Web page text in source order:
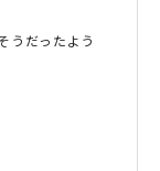
うだったよう